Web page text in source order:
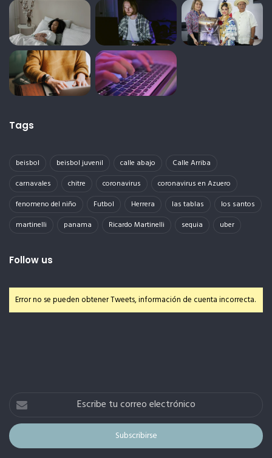
Tags
beisbol beisbol juvenil calle abajo
Calle Arriba
carnavales
chitre coronavirus
coronavirus en Azuero
fenomeno del niño
Futbol Herrera las tablas
los santos
martinelli
panama Ricardo Martinelli sequia uber
Follow us
Error no se pueden obtener Tweets, información de cuenta incorrecta.
Escribe
correo
electrónico